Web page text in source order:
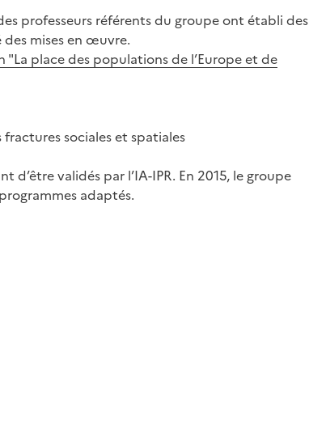
professeurs référents du groupe ont établi des
mises en œuvre.
"La place des populations de l’Europe et de
fractures sociales et spatiales
validés par l’IA-IPR. En 2015, le groupe
adaptés.